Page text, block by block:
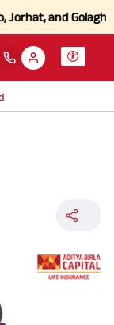
and Golaghat of